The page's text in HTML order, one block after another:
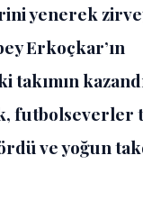
yenerek
Erkoçkar’ın
futbolseverler
ve yoğun